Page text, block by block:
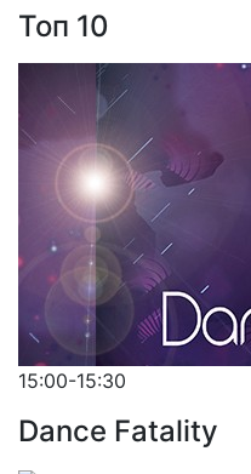
Toп 10
15:00-15:30
Dance Fatality